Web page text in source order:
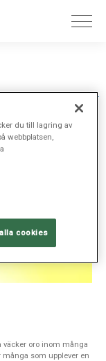
väcker oro inom många
som upplever en
du till lagring av
webbplatsen,
cookies